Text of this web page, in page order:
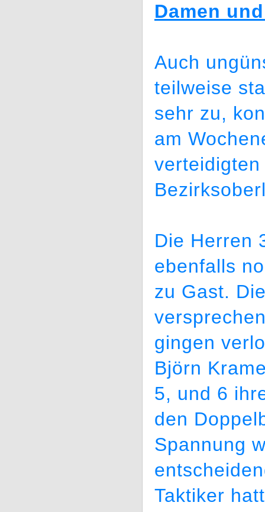
Damen
Auch
teilweise
sehr zu,
am
Die Herren
ebenfalls
zu Gast.
gingen
Björn
5, und 6
den
Spannung
Taktiker